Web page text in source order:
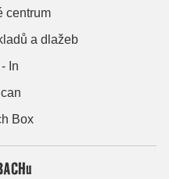
centrum
a dlažeb
In
Box